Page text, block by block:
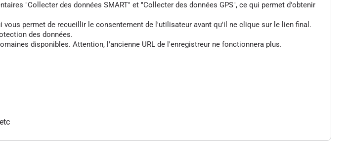
"Collecter des données SMART" et "Collecter des données GPS", ce qui permet d'obtenir
permet de recueillir le consentement de l'utilisateur avant qu'il ne clique sur le lien final.
des données.
disponibles. Attention, l'ancienne URL de l'enregistreur ne fonctionnera plus.